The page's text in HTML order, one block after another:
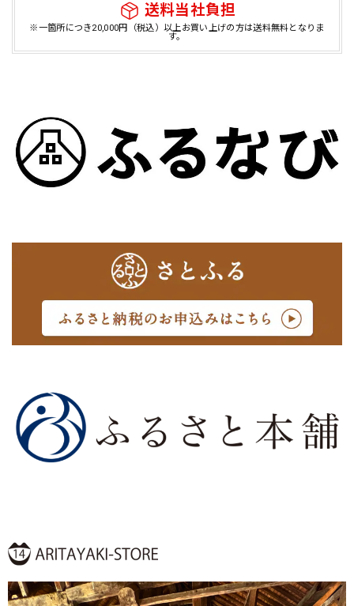
送料当社負担
※一箇所につき20,000円（税込）以上お買い上げの方は送料無料となりま
す。